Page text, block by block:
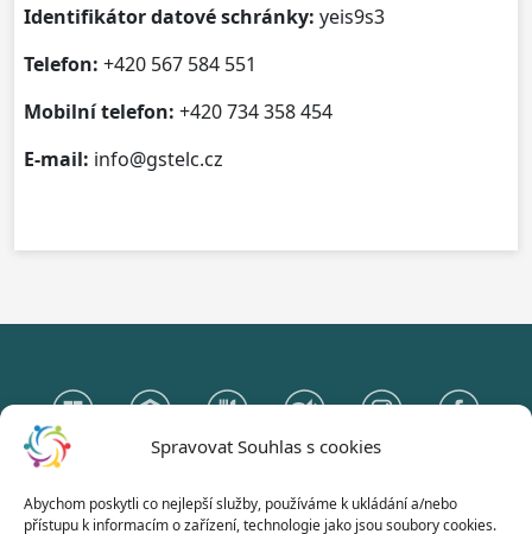
Spravovat Souhlas s cookies
Abychom poskytli co nejlepší služby, používáme k ukládání a/nebo
přístupu k informacím o zařízení, technologie jako jsou soubory cookies.
Identifikátor datové schránky:yeis9s3
Telefon:+420 567 584 551
Mobilní telefon:+420 734 358 454
E-mail: info@gstelc.cz
Gymnázium Otokara Březiny